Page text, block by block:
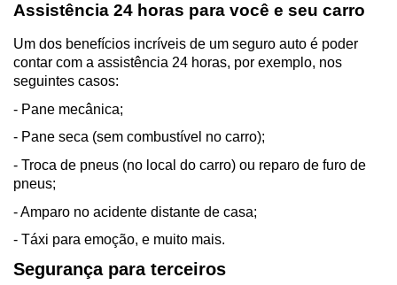
Assistência 24 horas para você e seu carro
Um dos benefícios incríveis de um seguro auto é poder
contar com a assistência 24 horas, por exemplo, nos
seguintes casos:
- Pane mecânica;
- Pane seca (sem combustível no carro);
- Troca de pneus (no local do carro) ou reparo de furo de
pneus;
- Amparo no acidente distante de casa;
- Táxi para emoção, e muito mais.
Segurança para terceiros